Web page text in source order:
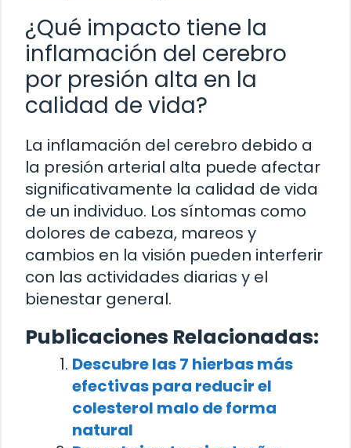
¿Qué impacto tiene la
inflamación del cerebro
por presión alta en la
calidad de vida?
La inflamación del cerebro debido a
la presión arterial alta puede afectar
significativamente la calidad de vida
de un individuo. Los síntomas como
dolores de cabeza, mareos y
cambios en la visión pueden interferir
con las actividades diarias y el
bienestar general.
Publicaciones Relacionadas:
Descubre las 7 hierbas más
efectivas para reducir el
colesterol malo de forma
natural